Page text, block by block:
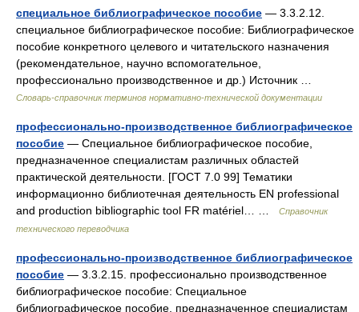
специальное библиографическое пособие — 3.3.2.12.
специальное библиографическое пособие: Библиографическое
пособие конкретного целевого и читательского назначения
(рекомендательное, научно вспомогательное,
профессионально производственное и др.) Источник …
Словарь-справочник терминов нормативно-технической документации
профессионально-производственное библиографическое
пособие — Специальное библиографическое пособие,
предназначенное специалистам различных областей
практической деятельности. [ГОСТ 7.0 99] Тематики
информационно библиотечная деятельность EN professional
and production bibliographic tool FR matériel… …
Справочник
технического переводчика
профессионально-производственное библиографическое
пособие — 3.3.2.15. профессионально производственное
библиографическое пособие: Специальное
библиографическое пособие, предназначенное специалистам